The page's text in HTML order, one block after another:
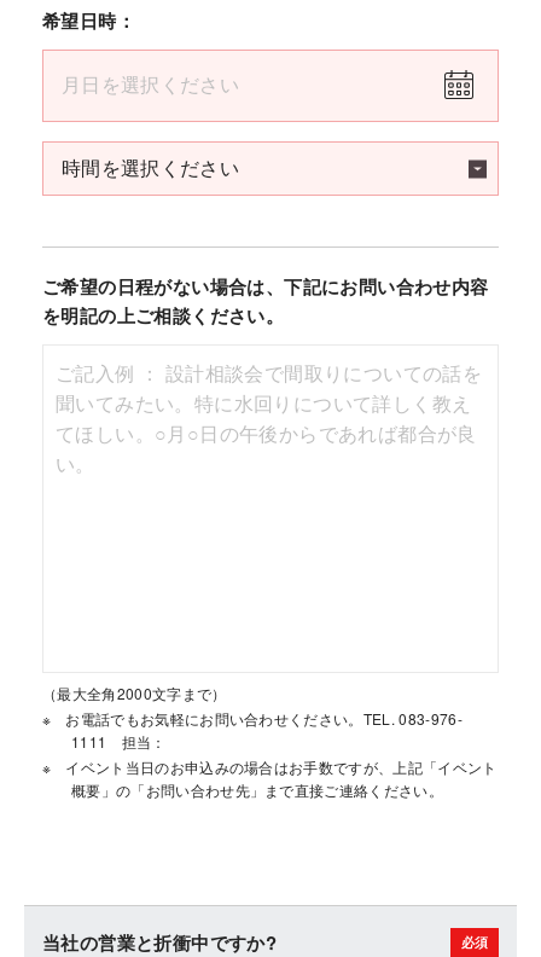
希望日時：
ご希望の日程がない場合は、下記にお問い合わせ内容
を明記の上ご相談ください。
（最大全角2000文字まで）
お電話でもお気軽にお問い合わせください。TEL. 083-976-
1111 担当：
イベント当日のお申込みの場合はお手数ですが、上記「イベント
概要」の「お問い合わせ先」まで直接ご連絡ください。
当社の営業と折衝中ですか?